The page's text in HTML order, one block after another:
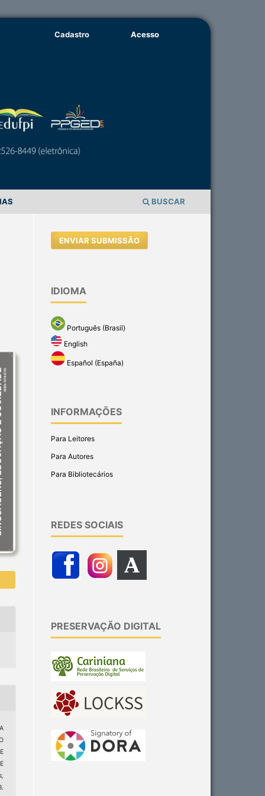
BUSCAR
Cadastro Acesso
ENVIAR SUBMISSÃO
IDIOMA
Português (Brasil)
English
Español (España)
INFORMAÇÕES
Para Leitores
Para Autores
Para Bibliotecários
REDES SOCIAIS
PRESERVAÇÃO DIGITAL